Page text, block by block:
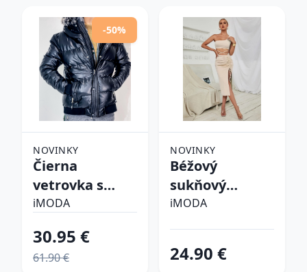
-50%
NOVINKY
Čierna
vetrovka s
kapucňou
iMODA
30.95 €
61.90 €
NOVINKY
Béžový
sukňový
komplet
iMODA
24.90 €